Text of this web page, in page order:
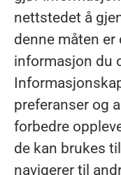
nettstedet å
denne måten
informasjon du
preferanser og
forbedre
de kan brukes
navigerer til